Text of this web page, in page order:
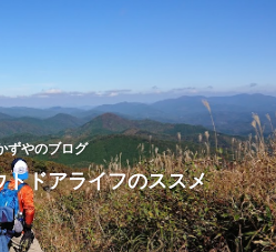
ずやのブログ
トドアライフのススメ